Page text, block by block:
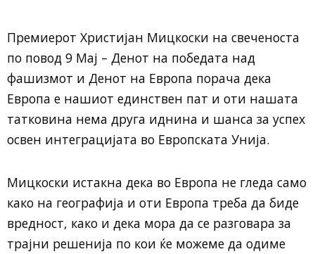
Премиерот Христијан Мицкоски на свеченоста
по повод 9 Мај – Денот на победата над
фашизмот и Денот на Европа порача дека
Европа е нашиот единствен пат и оти нашата
татковина нема друга иднина и шанса за успех
освен интеграцијата во Европската Унија.
Мицкоски истакна дека во Европа не гледа само
како на географија и оти Европа треба да биде
вредност, како и дека мора да се разговара за
трајни решенија по кои ќе можеме да одиме